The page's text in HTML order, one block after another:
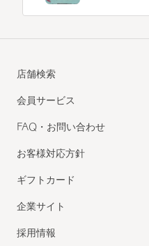
店舗検索
会員サービス
FAQ・お問い合わせ
お客様対応方針
ギフトカード
企業サイト
採用情報